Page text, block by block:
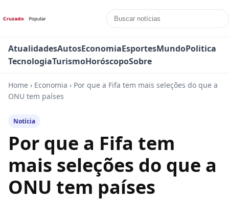
AtualidadesAutosEconomiaEsportesMundoPolitica
TecnologiaTurismoHoróscopoSobre
Home › Economia › Por que a Fifa tem mais seleções do que a
ONU tem países
Notícia
Por que a Fifa tem
mais seleções do que a
ONU tem países